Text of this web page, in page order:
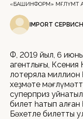
«БАШИНФОРМ» МӘҒЛҮМӘТ
IMPORT
ӨФӨ, 2019 йыл, 6
агентлығы,
лотеряла миллион
хеҙмәте
суперприз
билет һатып
Бәхетле билетты